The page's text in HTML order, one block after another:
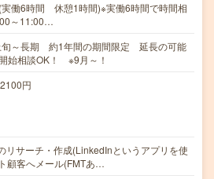
働6時間 休憩1時間)※実働6時間で時間相
～11:00…
旬～長期 約1年間の期間限定 延長の可能
始相談OK！ ※9月～！
円
リサーチ・作成(LinkedInというアプリを使
顧客へメール(FMTあ…